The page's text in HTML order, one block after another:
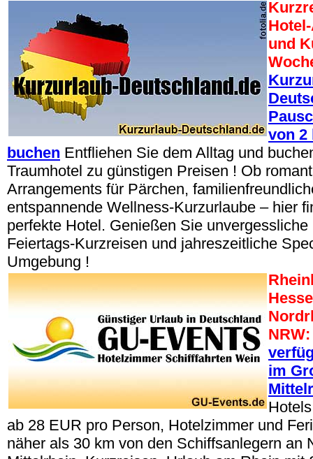
und
von 2
buchen Entfliehen Sie dem Alltag und
Traumhotel zu günstigen Preisen ! Ob
Arrangements für Pärchen,
entspannende Wellness-Kurzurlaube – hier
perfekte Hotel. Genießen Sie
Feiertags-Kurzreisen und jahreszeitliche
Umgebung !
NRW:
im
ab 28 EUR pro Person, Hotelzimmer und
näher als 30 km von den Schiffsanlegern an